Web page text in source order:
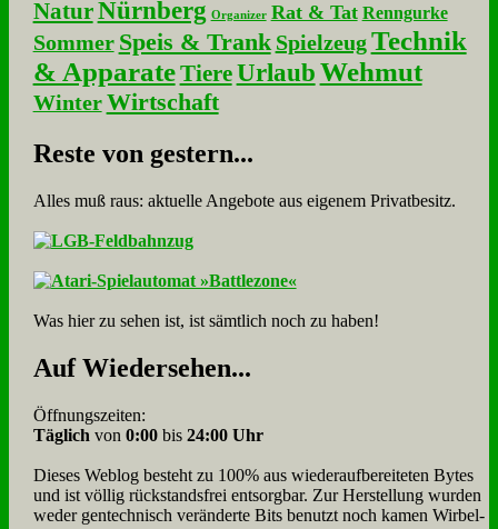
NaturNürnberg Organizer Rat & Tat Renngurke
Sommer Speis & Trank Spielzeug Technik
& Apparate Tiere UrlaubWehmut
Winter Wirtschaft
Re­ste von ge­stern...
Alles muß raus: aktuelle An­ge­bo­te aus eigenem Privatbesitz.
Was hier zu sehen ist, ist sämt­lich noch zu haben!
Auf Wie­der­se­hen...
Öffnungszeiten:
Täglich von 0:00bis 24:00 Uhr
Dieses Weblog besteht zu 100% aus wie­der­auf­bereite­ten Bytes
und ist völlig rück­stands­frei ent­sorg­bar. Zur Herstellung wurden
weder gen­tech­nisch veränderte Bits benutzt noch kamen Wir­bel­